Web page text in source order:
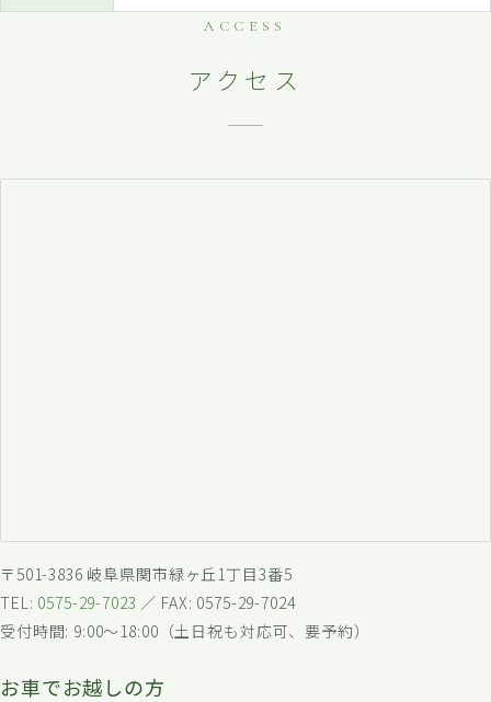
ACCESS
アクセス
〒501-3836 岐阜県関市緑ヶ丘1丁目3番5
TEL: 0575-29-7023 ／ FAX: 0575-29-7024
受付時間: 9:00〜18:00（土日祝も対応可、要予約）
お車でお越しの方